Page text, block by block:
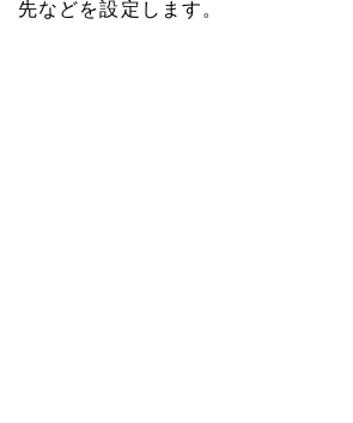
先などを設定します。